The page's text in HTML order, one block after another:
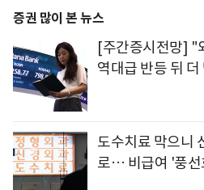
증권 많이 본 뉴스
[주간증시전망] "
역대급 반등 뒤 더
도수치료 막으니
로… 비급여 '풍선